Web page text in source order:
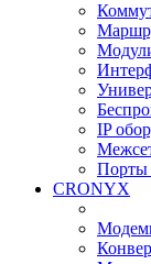
IP
Порты
CRONYX